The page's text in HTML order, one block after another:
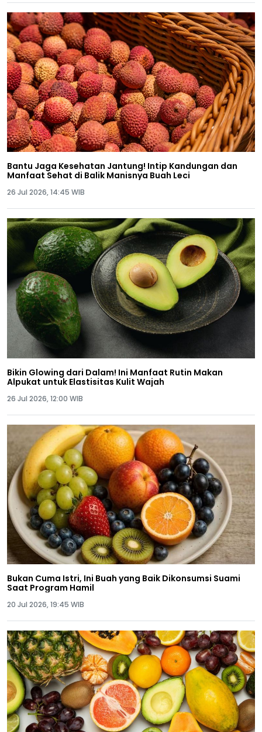
Bantu Jaga Kesehatan Jantung! Intip Kandungan dan
Manfaat Sehat di Balik Manisnya Buah Leci
26 Jul 2026, 14:45 WIB
Bikin Glowing dari Dalam! Ini Manfaat Rutin Makan
Alpukat untuk Elastisitas Kulit Wajah
26 Jul 2026, 12:00 WIB
Bukan Cuma Istri, Ini Buah yang Baik Dikonsumsi Suami
Saat Program Hamil
20 Jul 2026, 19:45 WIB